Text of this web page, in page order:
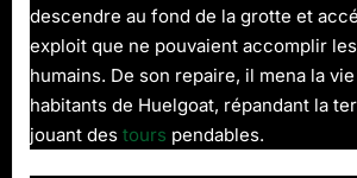
descendre au fond de la grotte et
exploit que ne pouvaient accomplir
humains. De son repaire, il mena la
habitants de Huelgoat, répandant la
jouant des tours pendables.